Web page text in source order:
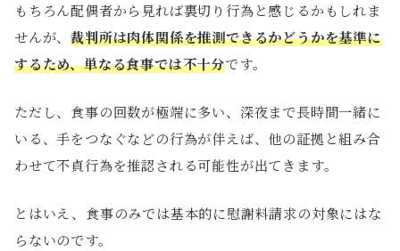
もちろん配偶者から見れば裏切り行為と感じるかもしれま
せんが、裁判所は肉体関係を推測できるかどうかを基準に
するため、単なる食事では不十分です。
ただし、食事の回数が極端に多い、深夜まで長時間一緒に
いる、手をつなぐなどの行為が伴えば、他の証拠と組み合
わせて不貞行為を推認される可能性が出てきます。
とはいえ、食事のみでは基本的に慰謝料請求の対象にはな
らないのです。